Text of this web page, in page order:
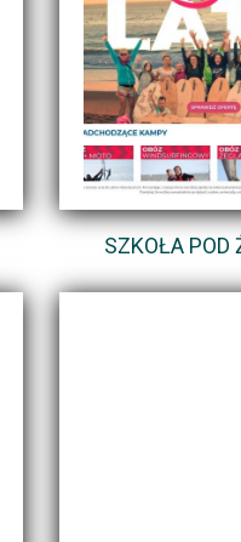
SZKOŁA POD